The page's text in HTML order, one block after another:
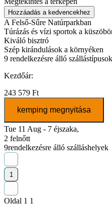
Hozzáadás a kedvencekhez
A Felső-Sűre Natúrparkban
Túrázás és vízi sportok a
Kiváló bisztró
Szép kirándulások a környéken
9 rendelkezésre álló szállástípusok
Kezdőár:
243 579 Ft
kemping megnyitása
Tue 11 Aug - 7 éjszaka,
2 felnőtt
9rendelkezésre álló szálláshelyek
1
Oldal 1 1